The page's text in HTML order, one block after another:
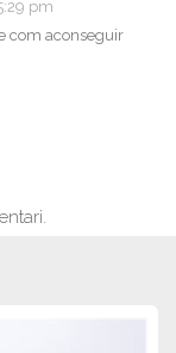
pm
com aconseguir